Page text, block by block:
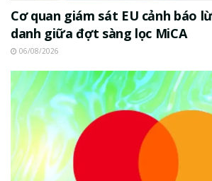
Cơ quan giám sát EU cảnh báo
danh giữa đợt sàng lọc MiCA
06/08/2026